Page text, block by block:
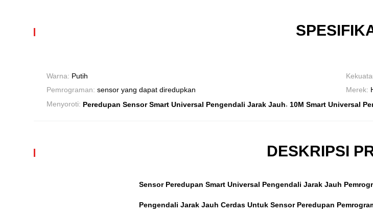
Warna: Putih
Pemrograman: sensor yang dapat diredupkan Merek:
Menyoroti: Peredupan Sensor Smart Universal Pengendali Jarak Jauh, 10M Smart Universal
DESKRIPSI
Sensor Peredupan Smart Universal Pengendali Jarak Jauh
Pengendali Jarak Jauh Cerdas Untuk Sensor Peredupan